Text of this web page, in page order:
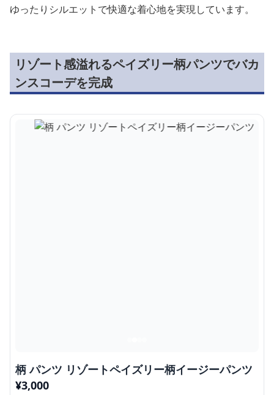
ゆったりシルエットで快適な着心地を実現しています。
リゾート感溢れるペイズリー柄パンツでバカ
ンスコーデを完成
柄 パンツ リゾートペイズリー柄イージーパンツ
¥3,000